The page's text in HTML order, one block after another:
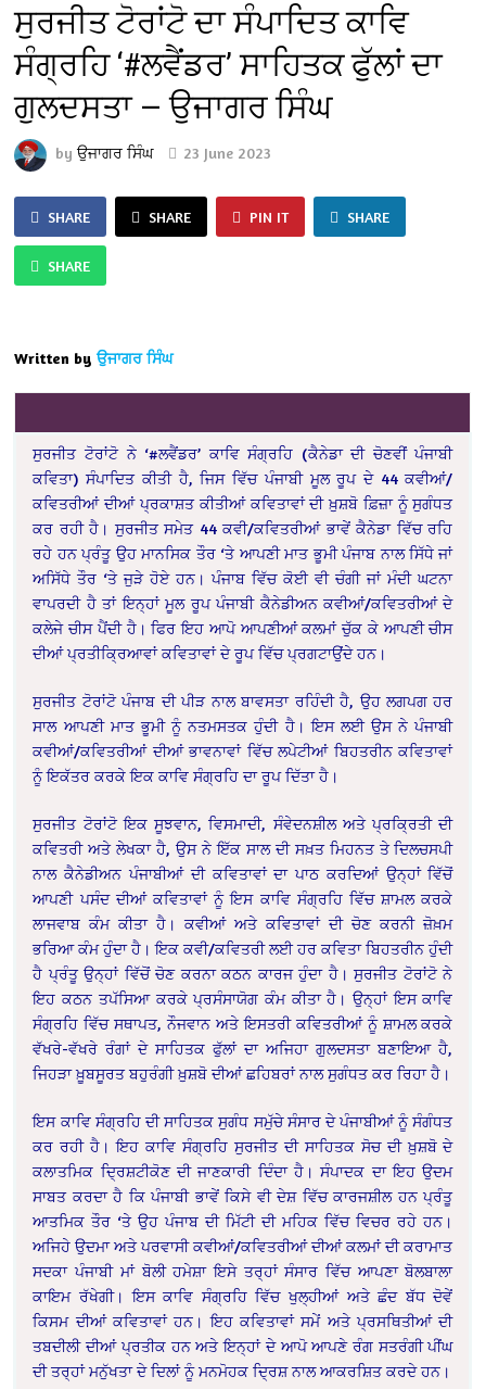
ਸੁਰਜੀਤ ਟੋਰਾਂਟੋ ਦਾ ਸੰਪਾਦਿਤ ਕਾਵਿ
ਸੰਗ੍ਰਹਿ ‘#ਲਵੈਂਡਰ’ ਸਾਹਿਤਕ ਫੁੱਲਾਂ ਦਾ
ਗੁਲਦਸਤਾ — ਉਜਾਗਰ ਸਿੰਘ
byਉਜਾਗਰ ਸਿੰਘ 23 June 2023
SHARE SHARE PIN IT SHARE
SHARE
Written by ਉਜਾਗਰ ਸਿੰਘ
ਸੁਰਜੀਤ ਟੋਰਾਂਟੋ ਨੇ ‘#ਲਵੈਂਡਰ’ ਕਾਵਿ ਸੰਗ੍ਰਹਿ (ਕੈਨੇਡਾ ਦੀ ਚੋਣਵੀਂ ਪੰਜਾਬੀ
ਕਵਿਤਾ) ਸੰਪਾਦਿਤ ਕੀਤੀ ਹੈ, ਜਿਸ ਵਿੱਚ ਪੰਜਾਬੀ ਮੂਲ ਰੂਪ ਦੇ 44 ਕਵੀਆਂ/
ਕਵਿਤਰੀਆਂ ਦੀਆਂ ਪ੍ਰਕਾਸ਼ਤ ਕੀਤੀਆਂ ਕਵਿਤਾਵਾਂ ਦੀ ਖ਼ੁਸ਼ਬੋ ਫ਼ਿਜ਼ਾ ਨੂੰ ਸੁਗੰਧਤ
ਕਰ ਰਹੀ ਹੈ। ਸੁਰਜੀਤ ਸਮੇਤ 44 ਕਵੀ/ਕਵਿਤਰੀਆਂ ਭਾਵੇਂ ਕੈਨੇਡਾ ਵਿੱਚ ਰਹਿ
ਰਹੇ ਹਨ ਪ੍ਰੰਤੂ ਉਹ ਮਾਨਸਿਕ ਤੌਰ ‘ਤੇ ਆਪਣੀ ਮਾਤ ਭੂਮੀ ਪੰਜਾਬ ਨਾਲ ਸਿੱਧੇ ਜਾਂ
ਅਸਿੱਧੇ ਤੌਰ ‘ਤੇ ਜੁੜੇ ਹੋਏ ਹਨ। ਪੰਜਾਬ ਵਿੱਚ ਕੋਈ ਵੀ ਚੰਗੀ ਜਾਂ ਮੰਦੀ ਘਟਨਾ
ਵਾਪਰਦੀ ਹੈ ਤਾਂ ਇਨ੍ਹਾਂ ਮੂਲ ਰੂਪ ਪੰਜਾਬੀ ਕੈਨੇਡੀਅਨ ਕਵੀਆਂ/ਕਵਿਤਰੀਆਂ ਦੇ
ਕਲੇਜੇ ਚੀਸ ਪੈਂਦੀ ਹੈ। ਫਿਰ ਇਹ ਆਪੋ ਆਪਣੀਆਂ ਕਲਮਾਂ ਚੁੱਕ ਕੇ ਆਪਣੀ ਚੀਸ
ਦੀਆਂ ਪ੍ਰਤੀਕਿ੍ਰਆਵਾਂ ਕਵਿਤਾਵਾਂ ਦੇ ਰੂਪ ਵਿੱਚ ਪ੍ਰਗਟਾਉਂਦੇ ਹਨ।
ਸੁਰਜੀਤ ਟੋਰਾਂਟੋ ਪੰਜਾਬ ਦੀ ਪੀੜ ਨਾਲ ਬਾਵਸਤਾ ਰਹਿੰਦੀ ਹੈ, ਉਹ ਲਗਪਗ ਹਰ
ਸਾਲ ਆਪਣੀ ਮਾਤ ਭੂਮੀ ਨੂੰ ਨਤਮਸਤਕ ਹੁੰਦੀ ਹੈ। ਇਸ ਲਈ ਉਸ ਨੇ ਪੰਜਾਬੀ
ਕਵੀਆਂ/ਕਵਿਤਰੀਆਂ ਦੀਆਂ ਭਾਵਨਾਵਾਂ ਵਿੱਚ ਲਪੇਟੀਆਂ ਬਿਹਤਰੀਨ ਕਵਿਤਾਵਾਂ
ਨੂੰ ਇਕੱਤਰ ਕਰਕੇ ਇਕ ਕਾਵਿ ਸੰਗ੍ਰਹਿ ਦਾ ਰੂਪ ਦਿੱਤਾ ਹੈ।
ਸੁਰਜੀਤ ਟੋਰਾਂਟੋ ਇਕ ਸੂਝਵਾਨ, ਵਿਸਮਾਦੀ, ਸੰਵੇਦਨਸ਼ੀਲ ਅਤੇ ਪ੍ਰਕਿ੍ਰਤੀ ਦੀ
ਕਵਿਤਰੀ ਅਤੇ ਲੇਖਕਾ ਹੈ, ਉਸ ਨੇ ਇੱਕ ਸਾਲ ਦੀ ਸਖ਼ਤ ਮਿਹਨਤ ਤੇ ਦਿਲਚਸਪੀ
ਨਾਲ ਕੈਨੇਡੀਅਨ ਪੰਜਾਬੀਆਂ ਦੀ ਕਵਿਤਾਵਾਂ ਦਾ ਪਾਠ ਕਰਦਿਆਂ ਉਨ੍ਹਾਂ ਵਿੱਚੋਂ
ਆਪਣੀ ਪਸੰਦ ਦੀਆਂ ਕਵਿਤਾਵਾਂ ਨੂੰ ਇਸ ਕਾਵਿ ਸੰਗ੍ਰਹਿ ਵਿੱਚ ਸ਼ਾਮਲ ਕਰਕੇ
ਲਾਜਵਾਬ ਕੰਮ ਕੀਤਾ ਹੈ। ਕਵੀਆਂ ਅਤੇ ਕਵਿਤਾਵਾਂ ਦੀ ਚੋਣ ਕਰਨੀ ਜ਼ੋਖ਼ਮ
ਭਰਿਆ ਕੰਮ ਹੁੰਦਾ ਹੈ। ਇਕ ਕਵੀ/ਕਵਿਤਰੀ ਲਈ ਹਰ ਕਵਿਤਾ ਬਿਹਤਰੀਨ ਹੁੰਦੀ
ਹੈ ਪ੍ਰੰਤੂ ਉਨ੍ਹਾਂ ਵਿੱਚੋਂ ਚੋਣ ਕਰਨਾ ਕਠਨ ਕਾਰਜ ਹੁੰਦਾ ਹੈ। ਸੁਰਜੀਤ ਟੋਰਾਂਟੋ ਨੇ
ਇਹ ਕਠਨ ਤਪੱਸਿਆ ਕਰਕੇ ਪ੍ਰਸੰਸਾਯੋਗ ਕੰਮ ਕੀਤਾ ਹੈ। ਉਨ੍ਹਾਂ ਇਸ ਕਾਵਿ
ਸੰਗ੍ਰਹਿ ਵਿੱਚ ਸਥਾਪਤ, ਨੌਜਵਾਨ ਅਤੇ ਇਸਤਰੀ ਕਵਿਤਰੀਆਂ ਨੂੰ ਸ਼ਾਮਲ ਕਰਕੇ
ਵੱਖਰੇ-ਵੱਖਰੇ ਰੰਗਾਂ ਦੇ ਸਾਹਿਤਕ ਫੁੱਲਾਂ ਦਾ ਅਜਿਹਾ ਗੁਲਦਸਤਾ ਬਣਾਇਆ ਹੈ,
ਜਿਹੜਾ ਖ਼ੂਬਸੂਰਤ ਬਹੁਰੰਗੀ ਖ਼ੁਸ਼ਬੋ ਦੀਆਂ ਛਹਿਬਰਾਂ ਨਾਲ ਸੁਗੰਧਤ ਕਰ ਰਿਹਾ ਹੈ।
ਇਸ ਕਾਵਿ ਸੰਗ੍ਰਹਿ ਦੀ ਸਾਹਿਤਕ ਸੁਗੰਧ ਸਮੁੱਚੇ ਸੰਸਾਰ ਦੇ ਪੰਜਾਬੀਆਂ ਨੂੰ ਸੰਗੰਧਤ
ਕਰ ਰਹੀ ਹੈ। ਇਹ ਕਾਵਿ ਸੰਗ੍ਰਹਿ ਸੁਰਜੀਤ ਦੀ ਸਾਹਿਤਕ ਸੋਚ ਦੀ ਖ਼ੁਸ਼ਬੋ ਦੇ
ਕਲਾਤਮਿਕ ਦਿ੍ਰਸ਼ਟੀਕੋਣ ਦੀ ਜਾਣਕਾਰੀ ਦਿੰਦਾ ਹੈ। ਸੰਪਾਦਕ ਦਾ ਇਹ ਉਦਮ
ਸਾਬਤ ਕਰਦਾ ਹੈ ਕਿ ਪੰਜਾਬੀ ਭਾਵੇਂ ਕਿਸੇ ਵੀ ਦੇਸ਼ ਵਿੱਚ ਕਾਰਜਸ਼ੀਲ ਹਨ ਪ੍ਰੰਤੂ
ਆਤਮਿਕ ਤੌਰ ‘ਤੇ ਉਹ ਪੰਜਾਬ ਦੀ ਮਿੱਟੀ ਦੀ ਮਹਿਕ ਵਿੱਚ ਵਿਚਰ ਰਹੇ ਹਨ।
ਅਜਿਹੇ ਉਦਮਾ ਅਤੇ ਪਰਵਾਸੀ ਕਵੀਆਂ/ਕਵਿਤਰੀਆਂ ਦੀਆਂ ਕਲਮਾਂ ਦੀ ਕਰਾਮਾਤ
ਸਦਕਾ ਪੰਜਾਬੀ ਮਾਂ ਬੋਲੀ ਹਮੇਸ਼ਾ ਇਸੇ ਤਰ੍ਹਾਂ ਸੰਸਾਰ ਵਿੱਚ ਆਪਣਾ ਬੋਲਬਾਲਾ
ਕਾਇਮ ਰੱਖੇਗੀ। ਇਸ ਕਾਵਿ ਸੰਗ੍ਰਹਿ ਵਿੱਚ ਖੁਲ੍ਹੀਆਂ ਅਤੇ ਛੰਦ ਬੱਧ ਦੋਵੇਂ
ਕਿਸਮ ਦੀਆਂ ਕਵਿਤਾਵਾਂ ਹਨ। ਇਹ ਕਵਿਤਾਵਾਂ ਸਮੇਂ ਅਤੇ ਪ੍ਰਸਥਿਤੀਆਂ ਦੀ
ਤਬਦੀਲੀ ਦੀਆਂ ਪ੍ਰਤੀਕ ਹਨ ਅਤੇ ਇਨ੍ਹਾਂ ਦੇ ਆਪੋ ਆਪਣੇ ਰੰਗ ਸਤਰੰਗੀ ਪੀਂਘ
ਦੀ ਤਰ੍ਹਾਂ ਮਨੁੱਖਤਾ ਦੇ ਦਿਲਾਂ ਨੂੰ ਮਨਮੋਹਕ ਦਿ੍ਰਸ਼ ਨਾਲ ਆਕਰਸ਼ਿਤ ਕਰਦੇ ਹਨ।